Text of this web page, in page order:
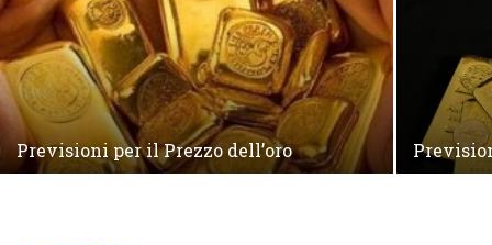
Previsioni per il Prezzo dell’oro